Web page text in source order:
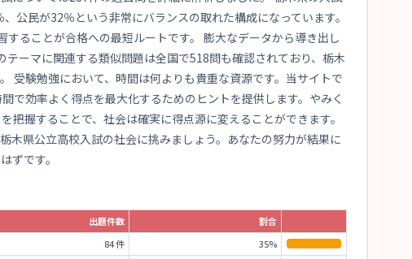
公民が32％という非常にバランスの取れた構成になっています。
ることが合格への最短ルートです。 膨大なデータから導き出し
テーマに関連する類似問題は全国で518問も確認されており、栃木
受験勉強において、時間は何よりも貴重な資源です。当サイトで
で効率よく得点を最大化するためのヒントを提供します。やみく
握することで、社会は確実に得点源に変えることができます。
木県公立高校入試の社会に挑みましょう。あなたの努力が結果に
ずです。
出題件数
割合
84 件
35%